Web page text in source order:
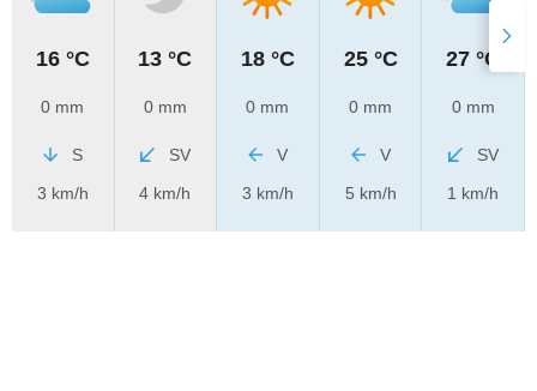
16 °C
0 mm
S
3 km/h
13 °C
0 mm
SV
4 km/h
18 °C
0 mm
V
3 km/h
25 °C
0 mm
V
5 km/h
27 °C
0 mm
SV
1 km/h